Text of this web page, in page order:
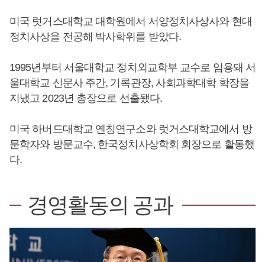
미국 럿거스대학교 대학원에서 서양정치사상사와 현대
정치사상을 전공해 박사학위를 받았다.
1995년부터 서울대학교 정치외교학부 교수로 임용돼 서
울대학교 신문사 주간, 기록관장, 사회과학대학 학장을
지냈고 2023년 총장으로 선출됐다.
미국 하버드대학교 옌칭연구소와 럿거스대학교에서 방
문학자와 방문교수, 한국정치사상학회 회장으로 활동했
다.
경영활동의 공과